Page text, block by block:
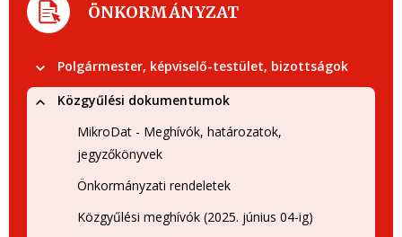
ÖNKORMÁNYZAT
Polgármester, képviselő-testület, bizottságok
Közgyűlési dokumentumok
MikroDat - Meghívók, határozatok,
jegyzőkönyvek
Önkormányzati rendeletek
Közgyűlési meghívók (2025. június 04-ig)